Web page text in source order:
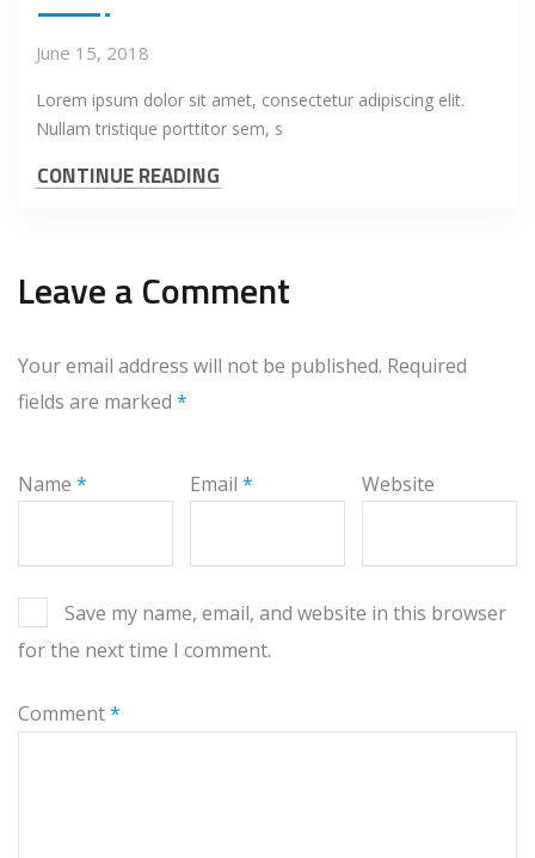
June 15, 2018
Lorem ipsum dolor sit amet, consectetur adipiscing elit.
Nullam tristique porttitor sem, s
CONTINUE READING
Leave a Comment
Your email address will not be published. Required
fields are marked *
Name * Email* Website
Save my name, email, and website in this browser
for the next time I comment.
Comment*